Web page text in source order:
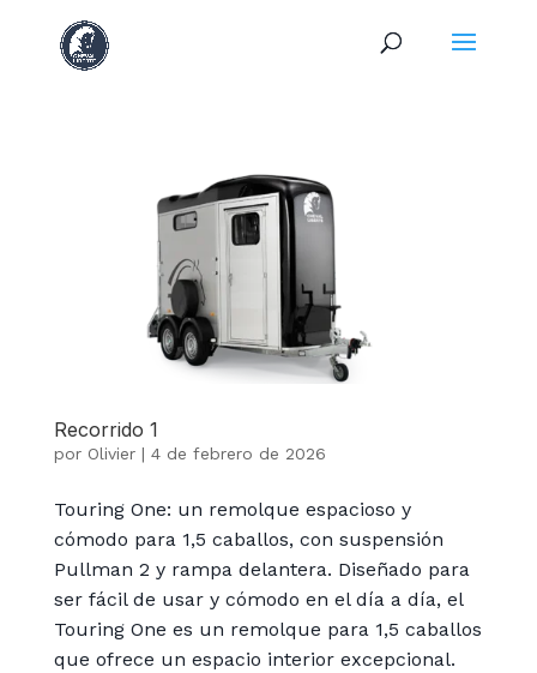
Recorrido 1
por Olivier| 4 de febrero de 2026
Touring One: un remolque espacioso y
cómodo para 1,5 caballos, con suspensión
Pullman 2 y rampa delantera. Diseñado para
ser fácil de usar y cómodo en el día a día, el
Touring One es un remolque para 1,5 caballos
que ofrece un espacio interior excepcional.